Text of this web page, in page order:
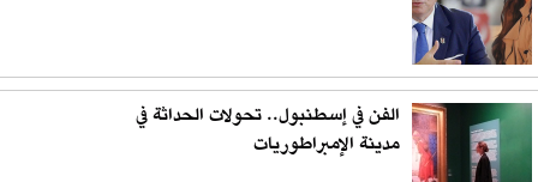
الفن في إسطنبول.. تحولات الحداثة في
مدينة الإمبراطوريات